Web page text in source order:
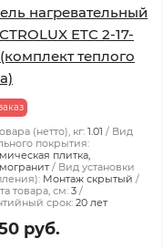
нагревательный
ETC 2-17-
теплого
(нетто), кг: 1.01
Вид
покрытия:
плитка,
Вид установки
Монтаж скрытый
товара, см: 3
срок: 20 лет
руб.